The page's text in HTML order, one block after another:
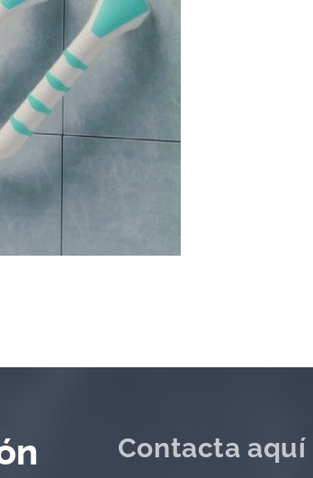
Contacta aquí